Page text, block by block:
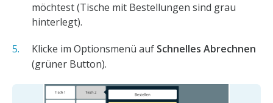
möchtest (Tische mit Bestellungen sind grau
hinterlegt).
Klicke im Optionsmenü auf Schnelles Abrechnen
(grüner Button).